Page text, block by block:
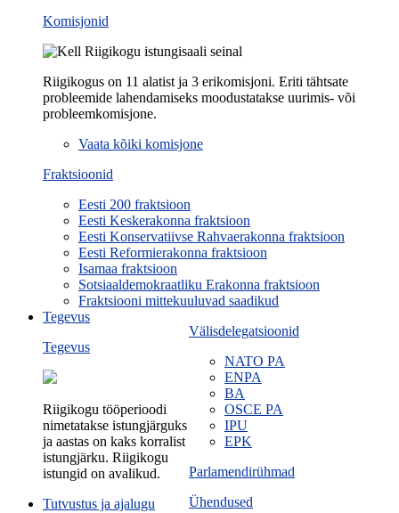
Komisjonid
Riigikogus on 11 alatist ja 3 erikomisjoni. Eriti tähtsate
probleemide lahendamiseks moodustatakse uurimis- või
probleemkomisjone.
Vaata kõiki komisjone
Fraktsioonid
Eesti 200 fraktsioon
Eesti Keskerakonna fraktsioon
Eesti Konservatiivse Rahvaerakonna fraktsioon
Eesti Reformierakonna fraktsioon
Isamaa fraktsioon
Sotsiaaldemokraatliku Erakonna fraktsioon
Fraktsiooni mittekuuluvad saadikud
Välisdelegatsioonid
NATO PA
ENPA
BA
OSCE PA
IPU
EPK
Parlamendirühmad
Ühendused
Tegevus
Tegevus
Riigikogu tööperioodi
nimetatakse istungjärguks
ja aastas on kaks korralist
istungjärku. Riigikogu
istungid on avalikud.
Tutvustus ja ajalugu